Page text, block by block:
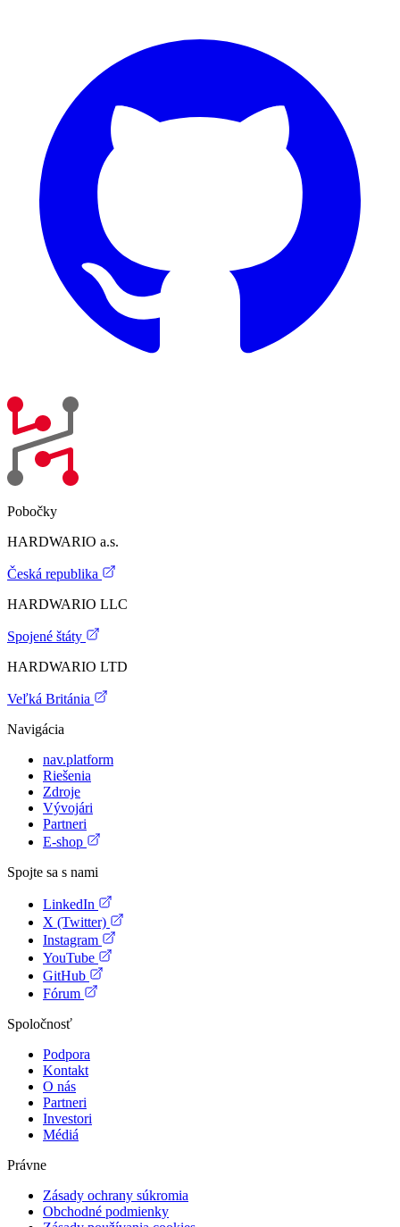
Pobočky
HARDWARIO a.s.
Česká republika
HARDWARIO LLC
Spojené štáty
HARDWARIO LTD
Veľká Británia
Navigácia
nav.platform
Riešenia
Zdroje
Vývojári
Partneri
E-shop
Spojte sa s nami
LinkedIn
X (Twitter)
Instagram
YouTube
GitHub
Fórum
Spoločnosť
Podpora
Kontakt
O nás
Partneri
Investori
Médiá
Právne
Zásady ochrany súkromia
Obchodné podmienky